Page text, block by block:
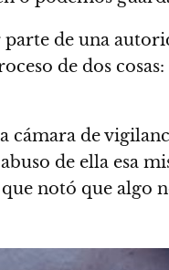
de una
de dos
de
de ella esa
notó que algo